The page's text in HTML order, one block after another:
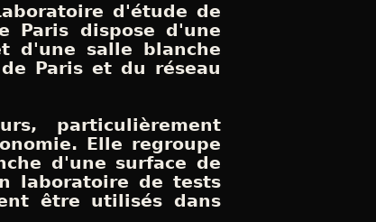
d'étude de
Paris dispose d'une
d'une salle blanche
Paris et du réseau
particulièrement
Elle regroupe
d'une surface de
laboratoire de tests
être utilisés dans